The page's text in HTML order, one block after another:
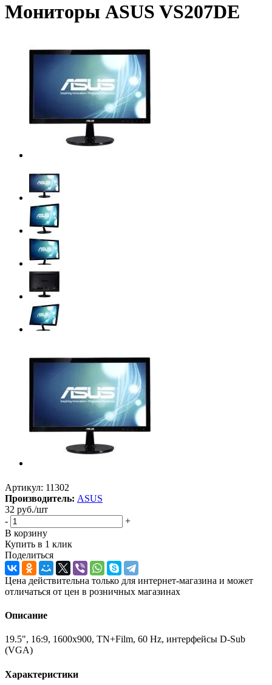
Мониторы ASUS VS207DE
Артикул: 11302
Производитель: ASUS
32 руб./шт
-
+
В корзину
Купить в 1 клик
Поделиться
Цена действительна только для интернет-магазина и может
отличаться от цен в розничных магазинах
Описание
19.5", 16:9, 1600x900, TN+Film, 60 Hz, интерфейсы D-Sub
(VGA)
Характеристики